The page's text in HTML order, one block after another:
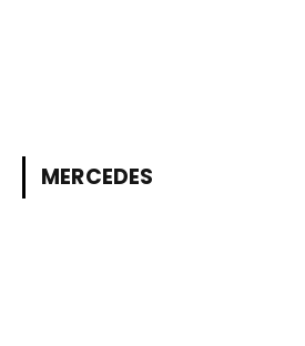
MERCEDES